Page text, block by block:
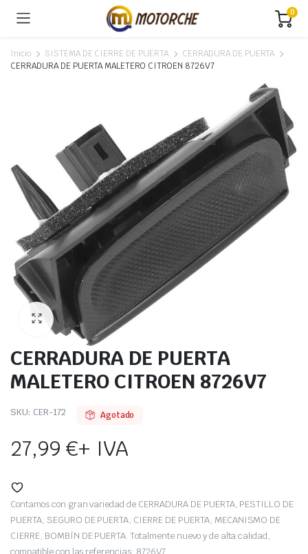
0
Inicio SISTEMA DE CIERRE DE PUERTA
CERRADURA DE PUERTA
CERRADURA DE PUERTA MALETERO CITROEN 8726V7
CERRADURA DE PUERTA
MALETERO CITROEN 8726V7
SKU: CER-172 Agotado
27,99€+ IVA
Contamos con gran variedad de CERRADURA DE PUERTA, PESTILLO DE
PUERTA, SEGURO DE PUERTA, CIERRE DE PUERTA, MECANISMO DE
CIERRE, BOMBÍN DE PUERTA. Totalmente nuevo y de alta calidad,
compatible con las referencias: 8726V7.